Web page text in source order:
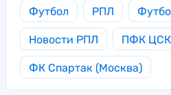
Футбол РПЛ
Новости РПЛ ПФК
ФК Спартак (Москва)